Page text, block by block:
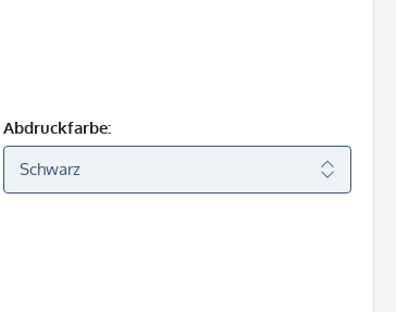
Abdruckfarbe: